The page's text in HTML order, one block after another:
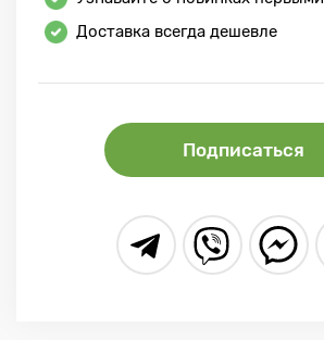
Доставка всегда дешевле
Подписаться